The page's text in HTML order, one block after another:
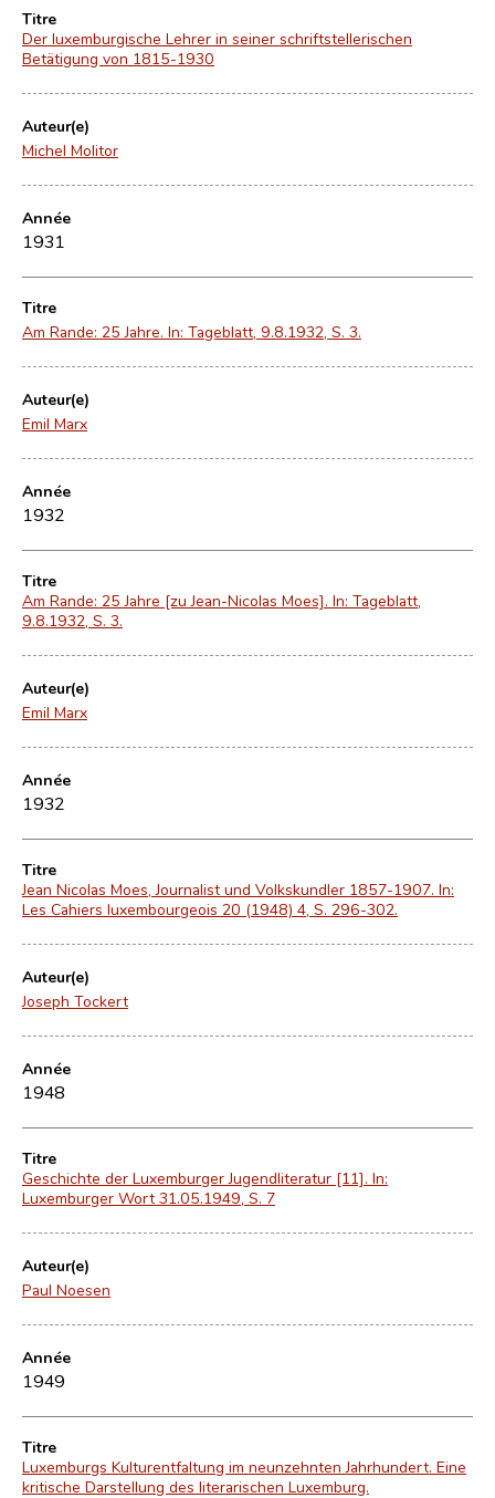
Titre
Der luxemburgische Lehrer in seiner schriftstellerischen
Betätigung von 1815-1930
Auteur(e)
Michel Molitor
Année
1931
Titre
Am Rande: 25 Jahre. In: Tageblatt, 9.8.1932, S. 3.
Auteur(e)
Emil Marx
Année
1932
Titre
Am Rande: 25 Jahre [zu Jean-Nicolas Moes]. In: Tageblatt,
9.8.1932, S. 3.
Auteur(e)
Emil Marx
Année
1932
Titre
Jean Nicolas Moes, Journalist und Volkskundler 1857-1907. In:
Les Cahiers luxembourgeois 20 (1948) 4, S. 296-302.
Auteur(e)
Joseph Tockert
Année
1948
Titre
Geschichte der Luxemburger Jugendliteratur [11]. In:
Luxemburger Wort 31.05.1949, S. 7
Auteur(e)
Paul Noesen
Année
1949
Titre
Luxemburgs Kulturentfaltung im neunzehnten Jahrhundert. Eine
kritische Darstellung des literarischen Luxemburg.